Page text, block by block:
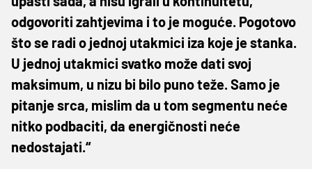
odgovoriti zahtjevima i to je moguće. Pogotovo
što se radi o jednoj utakmici iza koje je stanka.
U jednoj utakmici svatko može dati svoj
maksimum, u nizu bi bilo puno teže. Samo je
pitanje srca, mislim da u tom segmentu neće
nitko podbaciti, da energičnosti neće
nedostajati.“